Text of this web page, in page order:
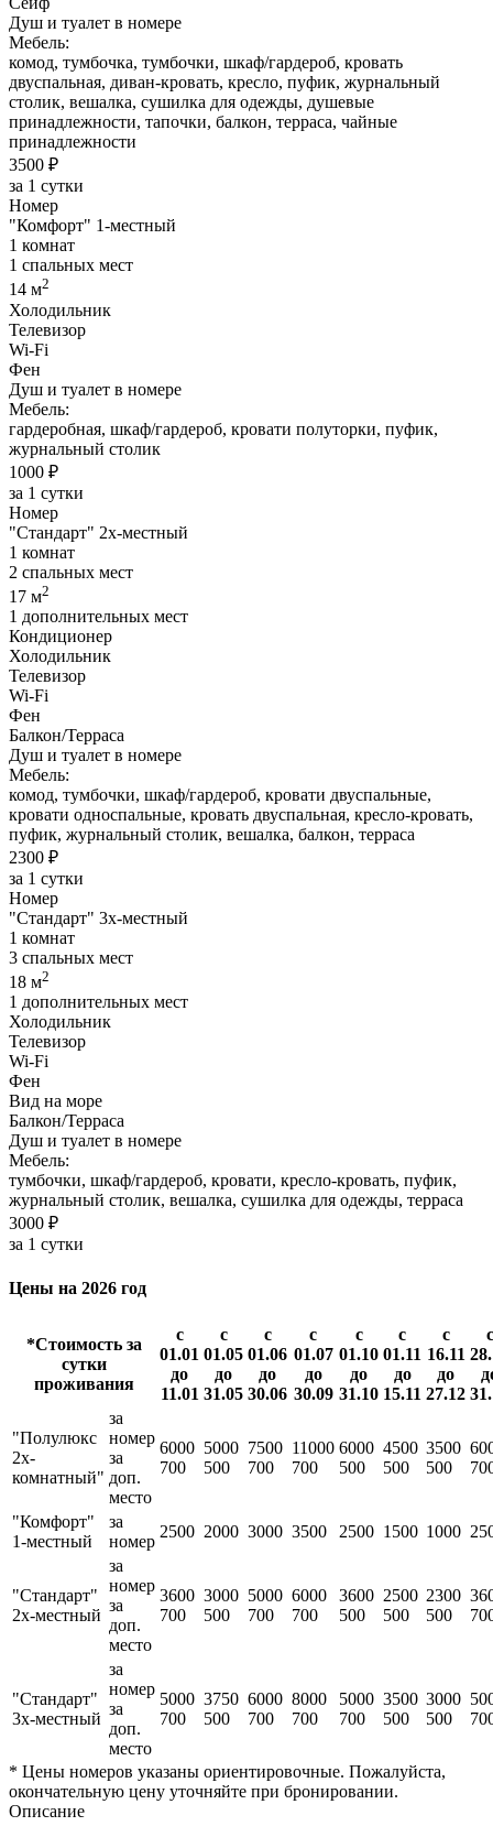
Душ и туалет в номере
Мебель:
комод, тумбочка, тумбочки, шкаф/гардероб, кровать
двуспальная, диван-кровать, кресло, пуфик, журнальный
столик, вешалка, сушилка для одежды, душевые
принадлежности, тапочки, балкон, терраса, чайные
принадлежности
3500 ₽
за 1 сутки
Номер
"Комфорт" 1-местный
1 комнат
1 спальных мест
14 м2
Холодильник
Телевизор
Wi-Fi
Фен
Душ и туалет в номере
Мебель:
гардеробная, шкаф/гардероб, кровати полуторки, пуфик,
журнальный столик
1000 ₽
за 1 сутки
Номер
"Стандарт" 2х-местный
1 комнат
2 спальных мест
17 м2
1 дополнительных мест
Кондиционер
Холодильник
Телевизор
Wi-Fi
Фен
Балкон/Терраса
Душ и туалет в номере
Мебель:
комод, тумбочки, шкаф/гардероб, кровати двуспальные,
кровати односпальные, кровать двуспальная, кресло-кровать,
пуфик, журнальный столик, вешалка, балкон, терраса
2300 ₽
за 1 сутки
Номер
"Стандарт" 3х-местный
1 комнат
3 спальных мест
18 м2
1 дополнительных мест
Холодильник
Телевизор
Wi-Fi
Фен
Вид на море
Балкон/Терраса
Душ и туалет в номере
Мебель:
тумбочки, шкаф/гардероб, кровати, кресло-кровать, пуфик,
журнальный столик, вешалка, сушилка для одежды, терраса
3000 ₽
за 1 сутки
Цены на 2026 год
*Стоимость за
сутки
проживания
с
01.01
до
11.01
с
01.05
до
31.05
с
01.06
до
30.06
с
01.07
до
30.09
с
01.10
до
31.10
с
01.11
до
15.11
с
16.11
до
27.12
с
"Полулюкс
2х-
комнатный"
за
номер
за
доп.
место
6000
700
5000
500
7500
700
11000
700
6000
500
4500
500
3500
500
"Комфорт"
1-местный
за
номер
2500 2000 3000 3500 2500 1500 1000
"Стандарт"
2х-местный
за
номер
за
доп.
место
3600
700
3000
500
5000
700
6000
700
3600
500
2500
500
2300
500
"Стандарт"
3х-местный
за
номер
за
доп.
место
5000
700
3750
500
6000
700
8000
700
5000
700
3500
500
3000
500
* Цены номеров указаны ориентировочные. Пожалуйста,
окончательную цену уточняйте при бронировании.
Описание